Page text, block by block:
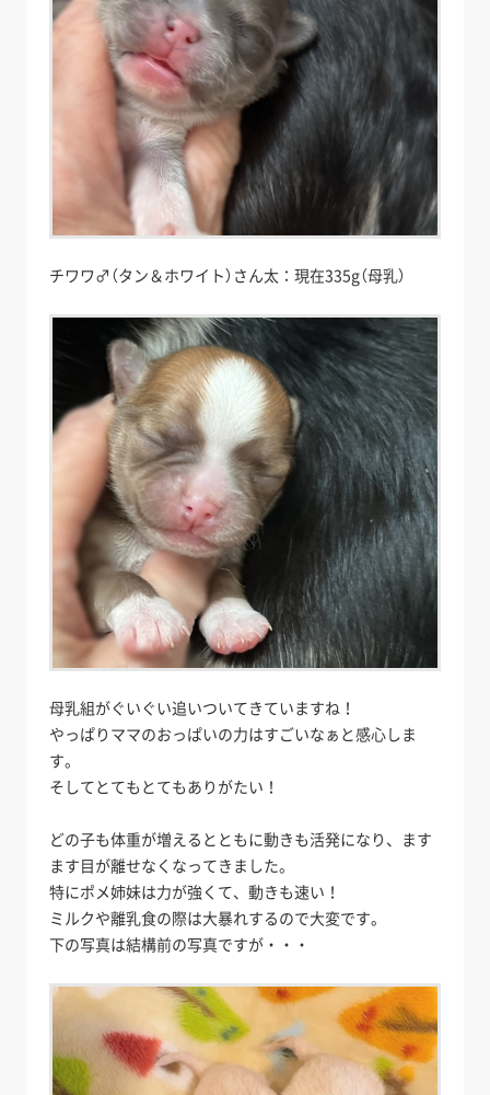
チワワ♂（タン＆ホワイト）さん太：現在335g（母乳）
母乳組がぐいぐい追いついてきていますね！
やっぱりママのおっぱいの力はすごいなぁと感心しま
す。
そしてとてもとてもありがたい！
どの子も体重が増えるとともに動きも活発になり、ます
ます目が離せなくなってきました。
特にポメ姉妹は力が強くて、動きも速い！
ミルクや離乳食の際は大暴れするので大変です。
下の写真は結構前の写真ですが・・・